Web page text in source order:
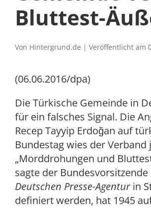
Bluttest-
Von Hintergrund.de | Veröffentlicht am
(06.06.2016/dpa)
Die Türkische Gemeinde in
für ein falsches Signal. Die
Recep Tayyip Erdoğan auf
Bundestag wies der
„Morddrohungen und
sagte der
Deutschen Presse-Agenturin
definiert werden, hat 1945